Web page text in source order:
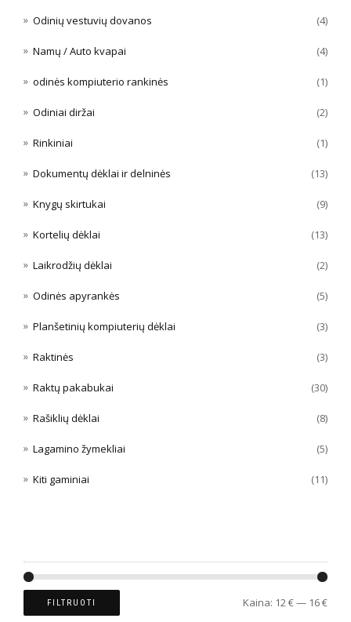
Odinių vestuvių dovanos (4)
Namų / Auto kvapai (4)
odinės kompiuterio rankinės (1)
Odiniai diržai (2)
Rinkiniai (1)
Dokumentų dėklai ir delninės (13)
Knygų skirtukai (9)
Kortelių dėklai (13)
Laikrodžių dėklai (2)
Odinės apyrankės (5)
Planšetinių kompiuterių dėklai (3)
Raktinės (3)
Raktų pakabukai (30)
Rašiklių dėklai (8)
Lagamino žymekliai (5)
Kiti gaminiai (11)
FILTRUOTI Kaina: 12 €— 16 €